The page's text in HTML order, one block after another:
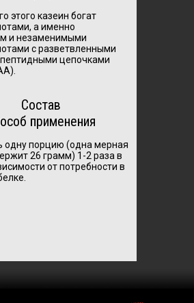
этого казеин богат
а именно
и незаменимыми
с разветвленными
цепочками
Состав
применения
одну порцию (одна мерная
26 грамм) 1-2 раза в
от потребности в